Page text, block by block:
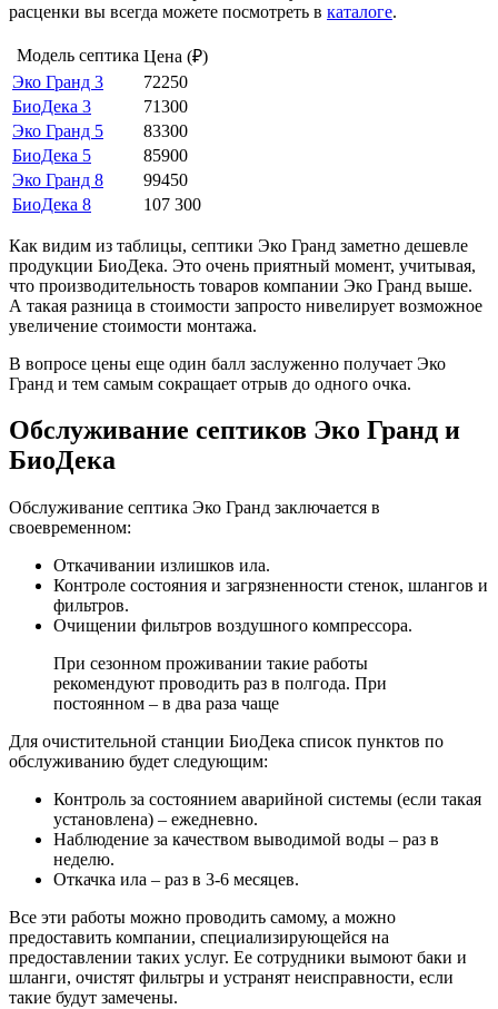
расценки вы всегда можете посмотреть в каталоге.
Модель септика Цена (₽)
Эко Гранд 3
72250
БиоДека 3
71300
Эко Гранд 5
83300
БиоДека 5
85900
Эко Гранд 8
99450
БиоДека 8
107 300
Как видим из таблицы, септики Эко Гранд заметно дешевле
продукции БиоДека. Это очень приятный момент, учитывая,
что производительность товаров компании Эко Гранд выше.
А такая разница в стоимости запросто нивелирует возможное
увеличение стоимости монтажа.
В вопросе цены еще один балл заслуженно получает Эко
Гранд и тем самым сокращает отрыв до одного очка.
Обслуживание септиков Эко Гранд и
БиоДека
Обслуживание септика Эко Гранд заключается в
своевременном:
Откачивании излишков ила.
Контроле состояния и загрязненности стенок, шлангов и
фильтров.
Очищении фильтров воздушного компрессора.
При сезонном проживании такие работы
рекомендуют проводить раз в полгода. При
постоянном – в два раза чаще
Для очистительной станции БиоДека список пунктов по
обслуживанию будет следующим:
Контроль за состоянием аварийной системы (если такая
установлена) – ежедневно.
Наблюдение за качеством выводимой воды – раз в
неделю.
Откачка ила – раз в 3-6 месяцев.
Все эти работы можно проводить самому, а можно
предоставить компании, специализирующейся на
предоставлении таких услуг. Ее сотрудники вымоют баки и
шланги, очистят фильтры и устранят неисправности, если
такие будут замечены.